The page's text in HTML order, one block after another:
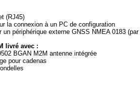
(RJ45)
la connexion à un PC de configuration
un périphérique externe GNSS NMEA 0183
livré avec :
BGAN M2M antenne intégrée
pour cadenas